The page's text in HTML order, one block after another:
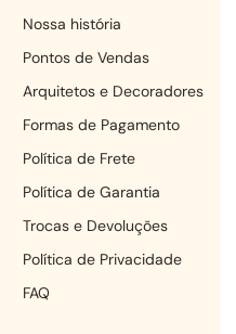
Nossa história
Pontos de Vendas
Arquitetos e Decoradores
Formas de Pagamento
Política de Frete
Política de Garantia
Trocas e Devoluções
Política de Privacidade
FAQ